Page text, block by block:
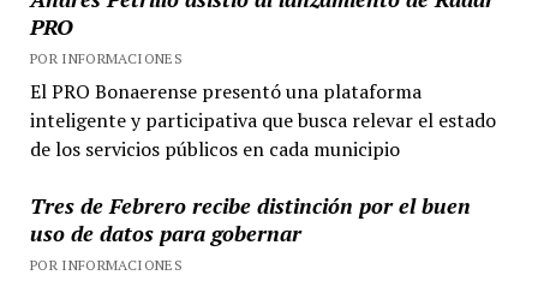
PRO
POR INFORMACIONES
El PRO Bonaerense presentó una plataforma
inteligente y participativa que busca relevar el estado
de los servicios públicos en cada municipio
Tres de Febrero recibe distinción por el buen
uso de datos para gobernar
POR INFORMACIONES